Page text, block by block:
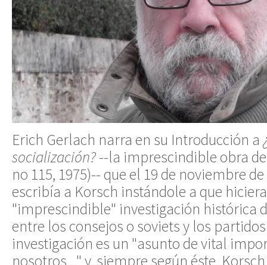
Erich Gerlach narra en su Introducción a
socialización?--la imprescindible obra
no 115, 1975)-- que el 19 de noviembre
escribía a Korsch instándole a que
"imprescindible" investigación histórica
entre los consejos o soviets y los
investigación es un "asunto de vital
nosotros..." y, siempre según éste,